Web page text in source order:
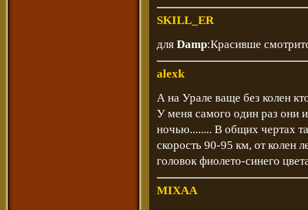
SKILL_ER
для Damp:Красивше
alexk
А на Урале ваще без колен
У меня самого один раз они
ночью........ В общих чертах
скорость 90-95 км, от колен
головок фиолето-синего
MIXAA